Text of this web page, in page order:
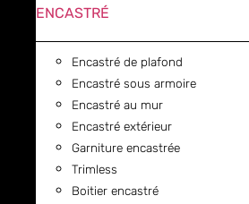
ENCASTRÉ
Encastré de plafond
Encastré sous armoire
Encastré au mur
Encastré extérieur
Garniture encastrée
Trimless
Boitier encastré